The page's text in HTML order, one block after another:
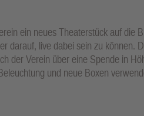
ein neues Theaterstück auf die
darauf, live dabei sein zu können.
der Verein über eine Spende in
und neue Boxen